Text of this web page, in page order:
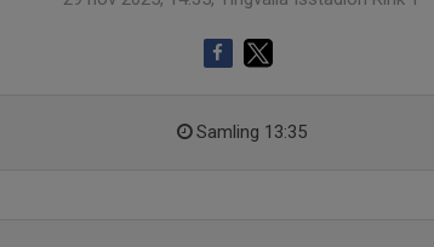
Samling 13:35